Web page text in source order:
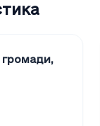
громади,